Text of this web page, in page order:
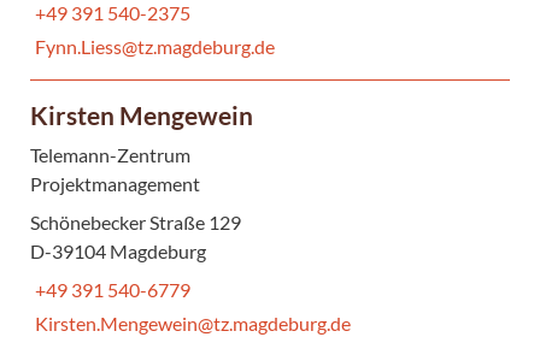
+49 391 540-2375
Fynn.Liess@tz.magdeburg.de
Kirsten Mengewein
Telemann-Zentrum
Projektmanagement
Schönebecker Straße 129
D-39104 Magdeburg
+49 391 540-6779
Kirsten.Mengewein@tz.magdeburg.de